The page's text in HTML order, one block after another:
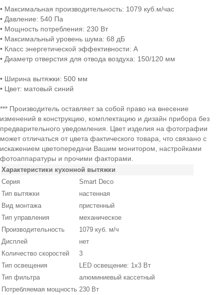
• Максимальная производительность: 1079 куб.м/час
• Давление: 540 Па
• Мощность потребления: 230 Вт
• Максимальный уровень шума: 68 дБ
• Класс энергетической эффективности: A
• Диаметр отверстия для отвода воздуха: 150/120 мм
• Ширина вытяжки: 500 мм
• Цвет: матовый синий
*** Производитель оставляет за собой право на внесение
изменений в конструкцию, комплектацию и дизайн прибора без
предварительного уведомления. Цвет изделия на фотографии
может отличаться от цвета фактического товара, что связано с
искажением цветопередачи Вашим монитором, настройками
фотоаппаратуры и прочими факторами.
Характеристики кухонной вытяжки
Серия
Smart Deco
Тип вытяжки
настенная
Вид монтажа
пристенный
Тип управления
механическое
Производительность
1079 куб. м/ч
Дисплей
нет
Количество скоростей
3
Тип освещения
LED освещение: 1x3 Вт
Тип фильтра
алюминиевый кассетный
Потребляемая мощность 230 Вт